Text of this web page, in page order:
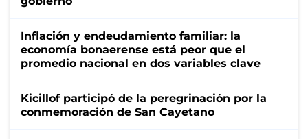
Inflación y endeudamiento familiar: la
economía bonaerense está peor que el
promedio nacional en dos variables clave
Kicillof participó de la peregrinación por la
conmemoración de San Cayetano